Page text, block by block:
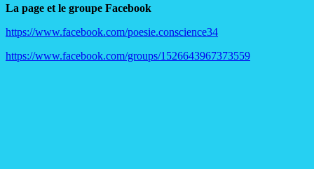
La page et le groupe Facebook
https://www.facebook.com/poesie.conscience34
https://www.facebook.com/groups/1526643967373559